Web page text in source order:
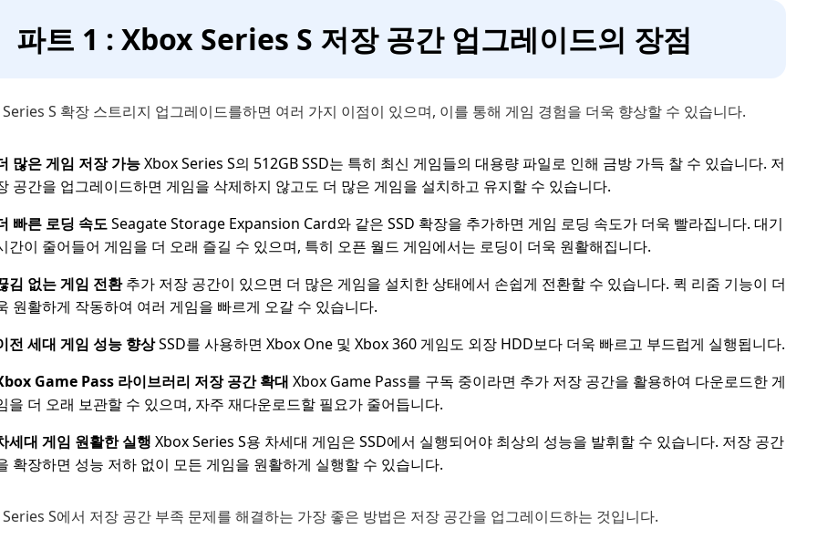
파트 1 : Xbox Series S 저장 공간 업그레이드의 장점
S 확장 스트리지 업그레이드를하면 여러 가지 이점이 있으며, 이를 통해 게임 경험을 더욱 향상할 수 있습니다.
많은 게임 저장 가능Xbox Series S의 512GB SSD는 특히 최신 게임들의 대용량 파일로 인해 금방 가득 찰 수 있습니다. 저
공간을 업그레이드하면 게임을 삭제하지 않고도 더 많은 게임을 설치하고 유지할 수 있습니다.
빠른 로딩 속도Seagate Storage Expansion Card와 같은 SSD 확장을 추가하면 게임 로딩 속도가 더욱 빨라집니다. 대기
간이 줄어들어 게임을 더 오래 즐길 수 있으며, 특히 오픈 월드 게임에서는 로딩이 더욱 원활해집니다.
김 없는 게임 전환추가 저장 공간이 있으면 더 많은 게임을 설치한 상태에서 손쉽게 전환할 수 있습니다. 퀵 리줌 기능이 더
원활하게 작동하여 여러 게임을 빠르게 오갈 수 있습니다.
전 세대 게임 성능 향상SSD를 사용하면 Xbox One 및 Xbox 360 게임도 외장 HDD보다 더욱 빠르고 부드럽게 실행됩니다.
Game Pass 라이브러리 저장 공간 확대 Xbox Game Pass를 구독 중이라면 추가 저장 공간을 활용하여 다운로드한 게
을 더 오래 보관할 수 있으며, 자주 재다운로드할 필요가 줄어듭니다.
세대 게임 원활한 실행 Xbox Series S용 차세대 게임은 SSD에서 실행되어야 최상의 성능을 발휘할 수 있습니다. 저장 공간
확장하면 성능 저하 없이 모든 게임을 원활하게 실행할 수 있습니다.
S에서 저장 공간 부족 문제를 해결하는 가장 좋은 방법은 저장 공간을 업그레이드하는 것입니다.